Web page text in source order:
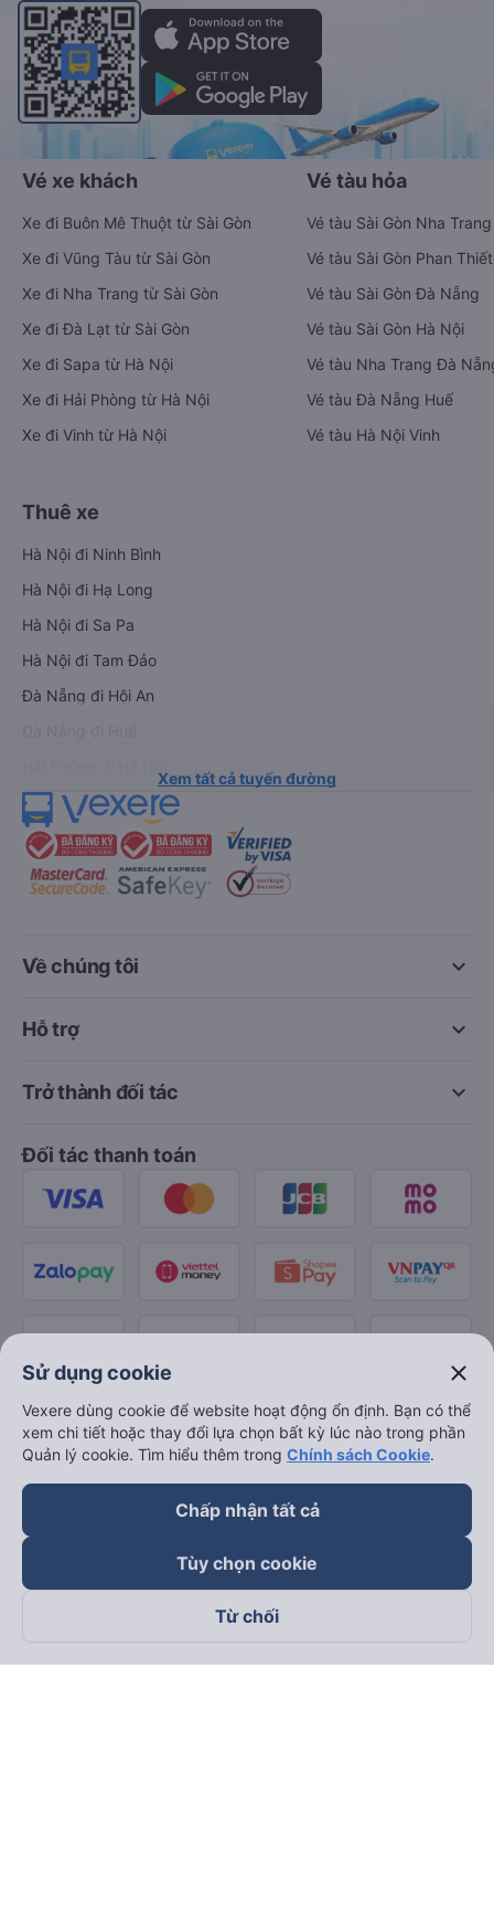
Vé xe khách
Xe đi Buôn Mê Thuột từ Sài Gòn
Xe đi Vũng Tàu từ Sài Gòn
Xe đi Nha Trang từ Sài Gòn
Xe đi Đà Lạt từ Sài Gòn
Xe đi Sapa từ Hà Nội
Xe đi Hải Phòng từ Hà Nội
Xe đi Vinh từ Hà Nội
Vé tàu hỏa
Vé tàu Sài Gòn Nha Trang
Vé tàu Sài Gòn Phan Thiết
Vé tàu Sài Gòn Đà Nẵng
Vé tàu Sài Gòn Hà Nội
Vé tàu Nha Trang Đà
Vé tàu Đà Nẵng Huế
Vé tàu Hà Nội Vinh
Thuê xe
Hà Nội đi Ninh Bình
Hà Nội đi Hạ Long
Hà Nội đi Sa Pa
Hà Nội đi Tam Đảo
Đà Nẵng đi Hội An
Xem tất cả tuyến đường
keyboard_arrow_down
Về chúng tôi
keyboard_arrow_down
Hỗ trợ
keyboard_arrow_down
Trở thành đối tác
Đối tác thanh toán
Theo dõi chúng tôi trên
Sử dụng cookie close
Vexere dùng cookie để website hoạt động ổn định. Bạn có thể
xem chi tiết hoặc thay đổi lựa chọn bất kỳ lúc nào trong phần
Quản lý cookie. Tìm hiểu thêm trong Chính sách Cookie.
Chấp nhận tất cả
Tùy chọn cookie
Từ chối